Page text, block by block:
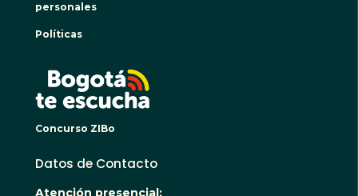
personales
Políticas
Concurso ZIBo
Datos de Contacto
Atención presencial: